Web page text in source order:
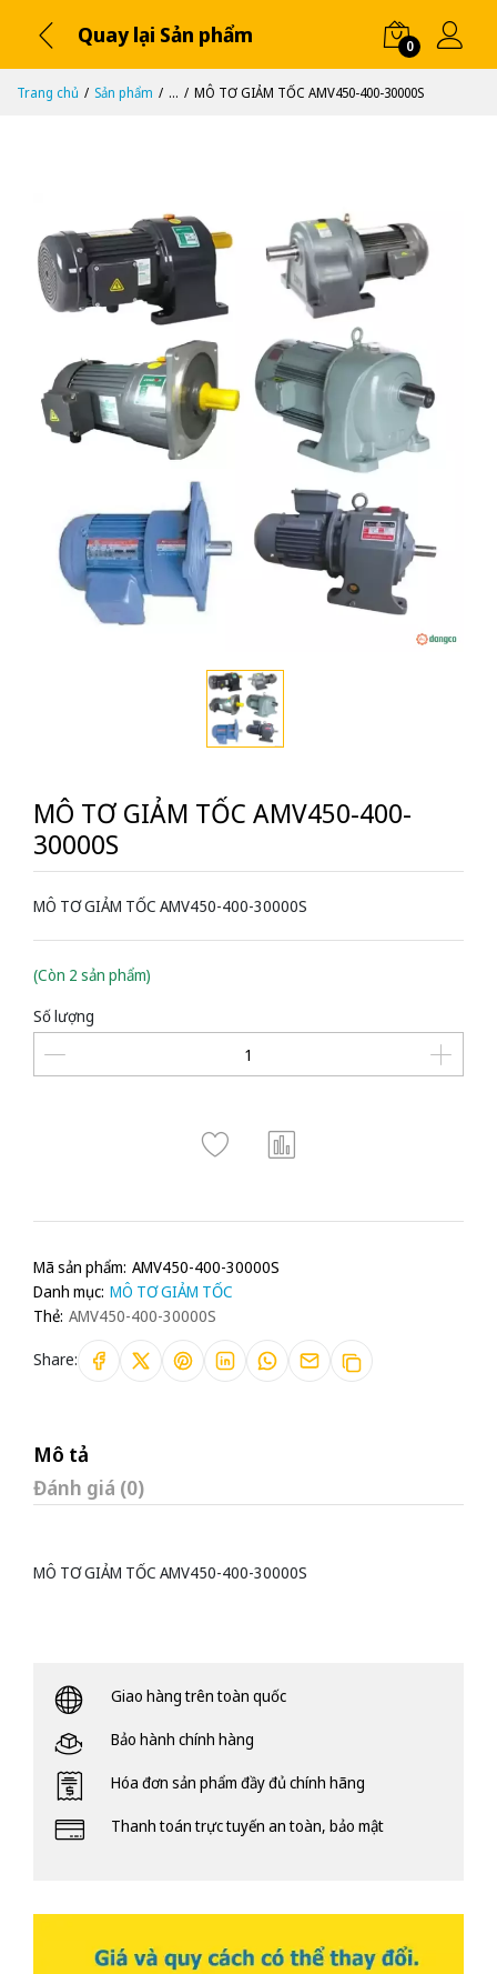
Quay lại Sản phẩm 0
Trang chủ Sản phẩm ... MÔ TƠ GIẢM TỐC AMV450-400-30000S
MÔ TƠ GIẢM TỐC AMV450-400-
30000S
MÔ TƠ GIẢM TỐC AMV450-400-30000S
(Còn 2 sản phẩm)
Số lượng
Mã sản phẩm: AMV450-400-30000S
Danh mục: MÔ TƠ GIẢM TỐC
Thẻ: AMV450-400-30000S
Share:
Mô tả
Đánh giá (0)
MÔ TƠ GIẢM TỐC AMV450-400-30000S
Giao hàng trên toàn quốc
Bảo hành chính hàng
Hóa đơn sản phẩm đầy đủ chính hãng
Thanh toán trực tuyến an toàn, bảo mật